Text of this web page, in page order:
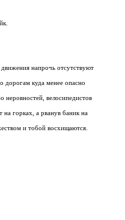
напрочь отсутствуют
дорогам куда менее опасно
велосипедистов
на горках, а рванув баник на
и тобой восхищаются.